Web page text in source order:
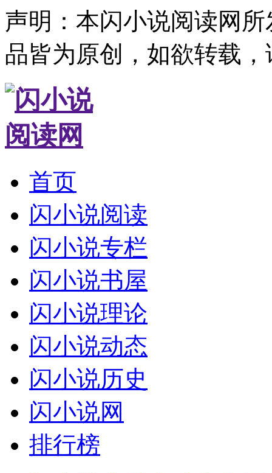
声明：本闪小说阅读网
品皆为原创，如欲转载
首页
闪小说阅读
闪小说专栏
闪小说书屋
闪小说理论
闪小说动态
闪小说历史
闪小说网
排行榜